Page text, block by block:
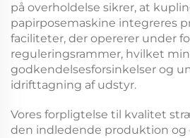
på overholdelse sikrer, at
papirposemaskine integreres
faciliteter, der opererer under
reguleringsrammer, hvilket
godkendelsesforsinkelser og
idrifttagning af udstyr.
Vores forpligtelse til kvalitet
den indledende produktion og